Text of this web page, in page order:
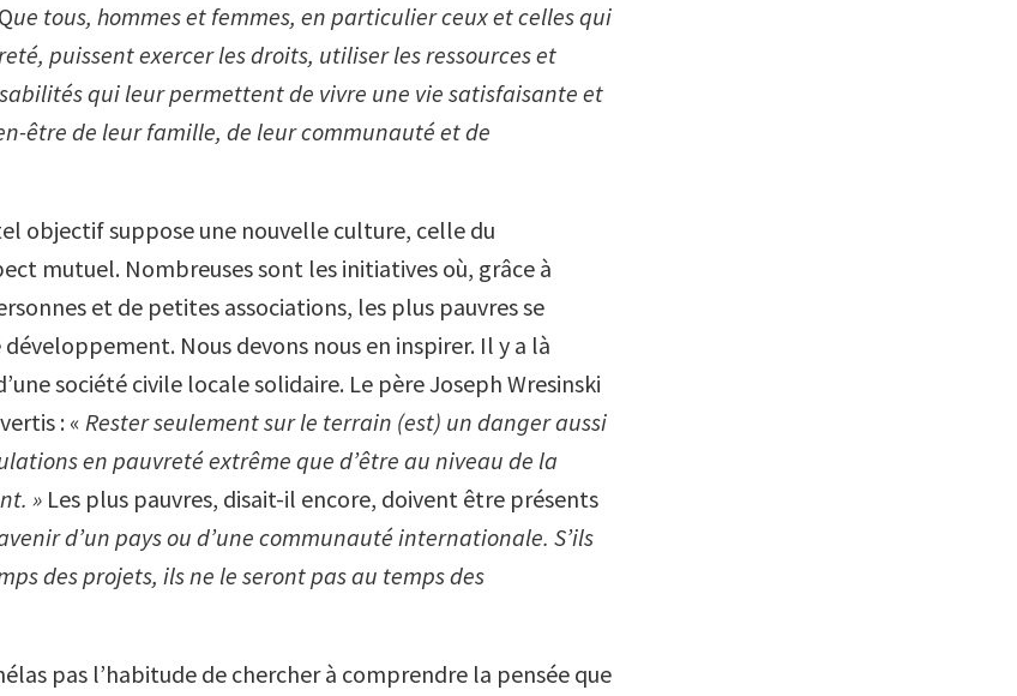
ue tous, hommes et femmes, en particulier ceux et celles qui
puissent exercer les droits, utiliser les ressources et
qui leur permettent de vivre une vie satisfaisante et
être de leur famille, de leur communauté et de
objectif suppose une nouvelle culture, celle du
mutuel. Nombreuses sont les initiatives où, grâce à
et de petites associations, les plus pauvres se
Nous devons nous en inspirer. Il y a là
société civile locale solidaire. Le père Joseph Wresinski
: «Rester seulement sur le terrain (est) un danger aussi
en pauvreté extrême que d’être au niveau de la
» Les plus pauvres, disait-il encore, doivent être présents
d’un pays ou d’une communauté internationale. S’ils
des projets, ils ne le seront pas au temps des
pas l’habitude de chercher à comprendre la pensée que